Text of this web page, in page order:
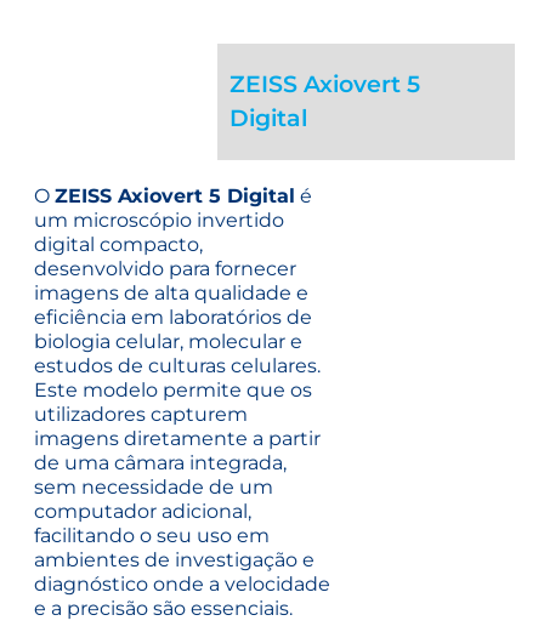
ZEISS Axiovert 5
Digital
OZEISS Axiovert 5 Digital é
um microscópio invertido
digital compacto,
desenvolvido para fornecer
imagens de alta qualidade e
eficiência em laboratórios de
biologia celular, molecular e
estudos de culturas celulares.
Este modelo permite que os
utilizadores capturem
imagens diretamente a partir
de uma câmara integrada,
sem necessidade de um
computador adicional,
facilitando o seu uso em
ambientes de investigação e
diagnóstico onde a velocidade
e a precisão são essenciais.